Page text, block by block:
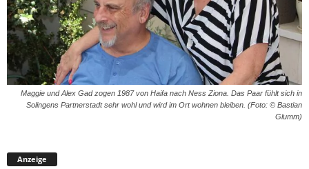
Maggie und Alex Gad zogen 1987 von Haifa nach Ness Ziona. Das Paar fühlt sich in
Solingens Partnerstadt sehr wohl und wird im Ort wohnen bleiben. (Foto: © Bastian
Glumm)
Anzeige